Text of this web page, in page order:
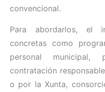
convencional.
Para abordarlos, el
concretas como
personal
contratación
o por la Xunta,